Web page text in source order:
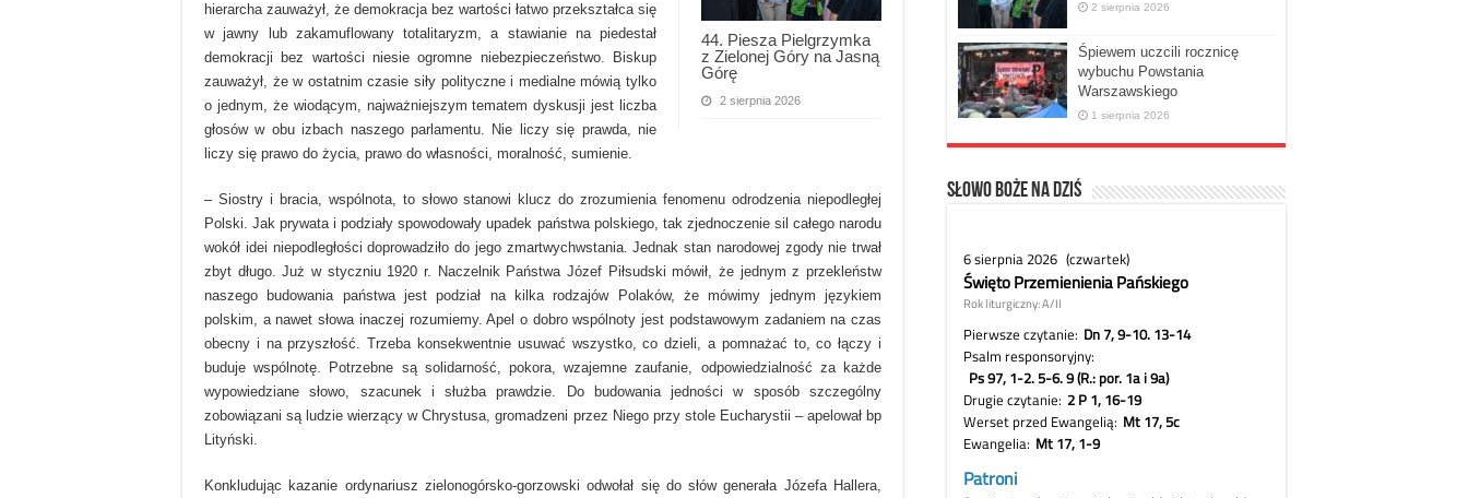
44. Piesza Pielgrzymka
z Zielonej Góry na Jasną
Górę
2 sierpnia 2026
hierarcha zauważył, że demokracja bez wartości łatwo przekształca się
w jawny lub zakamuflowany totalitaryzm, a stawianie na piedestał
demokracji bez wartości niesie ogromne niebezpieczeństwo. Biskup
zauważył, że w ostatnim czasie siły polityczne i medialne mówią tylko
o jednym, że wiodącym, najważniejszym tematem dyskusji jest liczba
głosów w obu izbach naszego parlamentu. Nie liczy się prawda, nie
liczy się prawo do życia, prawo do własności, moralność, sumienie.
– Siostry i bracia, wspólnota, to słowo stanowi klucz do zrozumienia fenomenu odrodzenia niepodległej
Polski. Jak prywata i podziały spowodowały upadek państwa polskiego, tak zjednoczenie sil całego narodu
wokół idei niepodległości doprowadziło do jego zmartwychwstania. Jednak stan narodowej zgody nie trwał
zbyt długo. Już w styczniu 1920 r. Naczelnik Państwa Józef Piłsudski mówił, że jednym z przekleństw
naszego budowania państwa jest podział na kilka rodzajów Polaków, że mówimy jednym językiem
polskim, a nawet słowa inaczej rozumiemy. Apel o dobro wspólnoty jest podstawowym zadaniem na czas
obecny i na przyszłość. Trzeba konsekwentnie usuwać wszystko, co dzieli, a pomnażać to, co łączy i
buduje wspólnotę. Potrzebne są solidarność, pokora, wzajemne zaufanie, odpowiedzialność za każde
wypowiedziane słowo, szacunek i służba prawdzie. Do budowania jedności w sposób szczególny
zobowiązani są ludzie wierzący w Chrystusa, gromadzeni przez Niego przy stole Eucharystii – apelował bp
Lityński.
Konkludując kazanie ordynariusz zielonogórsko-gorzowski odwołał się do słów generała Józefa Hallera,
2 sierpnia 2026
Śpiewem uczcili rocznicę
wybuchu Powstania
Warszawskiego
1 sierpnia 2026
Słowo Boże na dziś